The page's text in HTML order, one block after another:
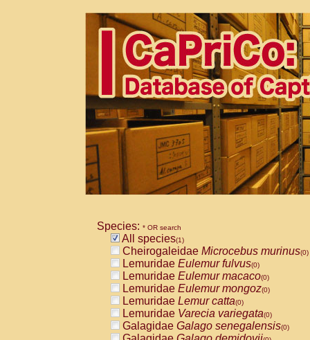
Species: * OR search
All species(1)
Cheirogaleidae Microcebus murinus(0)
Lemuridae Eulemur fulvus(0)
Lemuridae Eulemur macaco(0)
Lemuridae Eulemur mongoz(0)
Lemuridae Lemur catta(0)
Lemuridae Varecia variegata(0)
Galagidae Galago senegalensis(0)